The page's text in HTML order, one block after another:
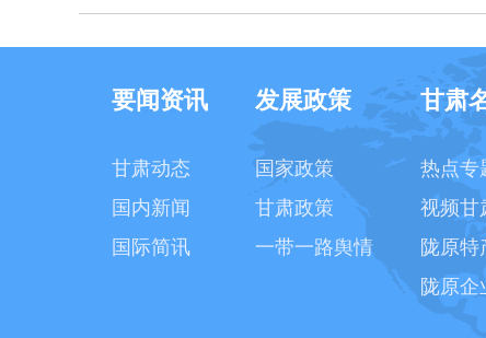
要闻资讯
甘肃动态
国内新闻
国际简讯
发展政策
国家政策
甘肃政策
一带一路舆情
甘肃
热点专
视频甘
陇原特
陇原企